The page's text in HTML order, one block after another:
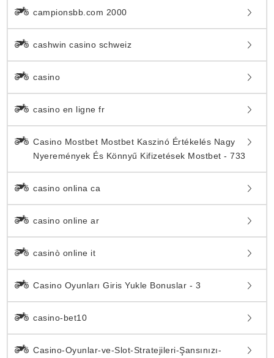
campionsbb.com 2000
cashwin casino schweiz
casino
casino en ligne fr
Casino Mostbet Mostbet Kaszinó Értékelés Nagy
Nyeremények És Könnyű Kifizetések Mostbet - 733
casino onlina ca
casino online ar
casinò online it
Casino Oyunları Giris Yukle Bonuslar - 3
casino-bet10
Casino-Oyunlar-ve-Slot-Stratejileri-Şansınızı-